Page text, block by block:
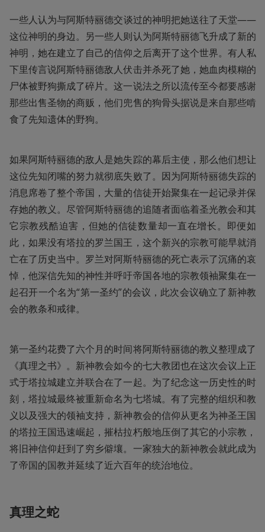
一些人认为与阿斯特丽德交谈过的神明把她送往了天堂——
这位神明的身边。另一些人则认为阿斯特丽德飞升成了新的
神明，她在建立了自己的信仰之后离开了这个世界。有人私
下里传言说阿斯特丽德敌人伏击并杀死了她，她血肉模糊的
尸体被野狗撕成了碎片。这一说法之所以流传至今都要感谢
那些出售圣物的商贩，他们兜售的狗骨头据说是来自那些啃
食了先知遗体的野狗。
如果阿斯特丽德的敌人是她失踪的幕后主使，那么他们想让
这位先知闭嘴的努力就彻底失败了。因为阿斯特丽德失踪的
消息席卷了整个帝国，大量的信徒开始聚集在一起记录并保
存她的教义。尽管阿斯特丽德的追随者面临着圣光教会和其
它宗教残酷迫害，但她的信徒数量却一直在增长。即便如
此，如果没有塔拉的罗兰国王，这个新兴的宗教可能早就消
亡在了历史当中。罗兰对阿斯特丽德的死亡表示了沉痛的哀
悼，他深信先知的神性并呼吁帝国各地的宗教领袖聚集在一
起召开一个名为“第一圣约”的会议，此次会议确立了新神教
会的教条和戒律。
第一圣约花费了六个月的时间将阿斯特丽德的教义整理成了
《真理之书》。新神教会如今的七大教团也在这次会议上正
式于塔拉城建立并联合在了一起。为了纪念这一历史性的时
刻，塔拉城最终被重新命名为七塔城。有了完整的组织和教
义以及强大的领袖支持，新神教会的信仰从更名为神圣王国
的塔拉王国迅速崛起，摧枯拉朽般地压倒了其它的小宗教，
将旧神信仰赶到了穷乡僻壤。一家独大的新神教会就此成为
了帝国的国教并延续了近六百年的统治地位。
真理之蛇